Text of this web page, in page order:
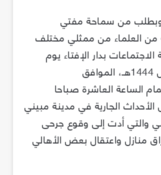
وبطلب من سماحة مفتي
من العلماء من ممثلي مختلف
بدار الإفتاء يوم
الخميس 23 ربيع الأول 1444هـ، الموافق
في تمام الساعة العاشرة صباحا
الجارية في مدينة مبيني
والتي أدت إلى وقوع جرحى
منازل واعتقال بعض الأهالي